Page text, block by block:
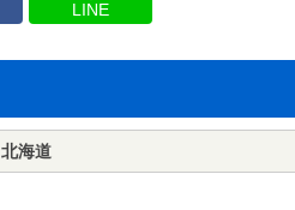
LINE
北海道